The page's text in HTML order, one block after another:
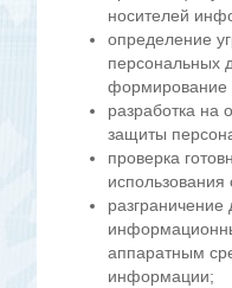
носителей
определение
персональных
формирование
разработка на
защиты
проверка
разграничение
аппаратным
информации;